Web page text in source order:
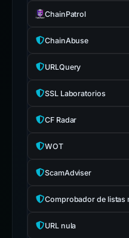
ChainPatrol
ChainAbuse
URLQuery
SSL Laboratorios
CF Radar
WOT
ScamAdviser
Comprobador de listas
URL nula